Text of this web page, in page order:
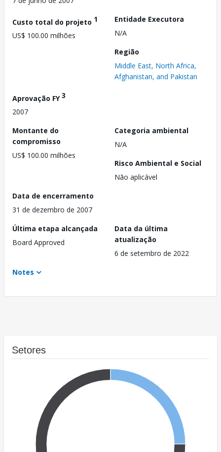
Custo total do projeto 1
US$ 100.00 milhões
Entidade Executora
N/A
Região
Middle East, North Africa,
Afghanistan, and Pakistan
Aprovação FY3
2007
Montante do
compromisso
US$ 100.00 milhões
Categoria ambiental
N/A
Risco Ambiental e Social
Não aplicável
Data de encerramento
31 de dezembro de 2007
Última etapa alcançada
Board Approved
Data da última
atualização
6 de setembro de 2022
Notes
Setores